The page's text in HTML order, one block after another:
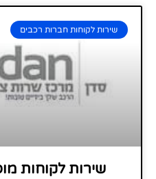
שירות לקוחות חברות רכבים
שירות לקוחות